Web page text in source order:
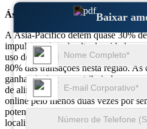
Baixar
Ásia-Pacífico
A Ásia-Pacífico detém quase 30%
impulsionada pela alta densidade
uso de smartphones. Os pedidos de
80% das transações nesta região.
ganhando força, contribuindo com
de alimentos. Mais de 50% da
online pelo menos duas vezes por
potencial de crescimento para novos
localizados.